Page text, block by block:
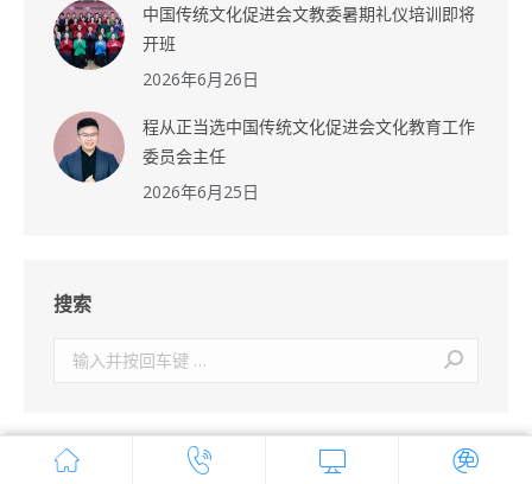
中国传统文化促进会文教委暑期礼仪培训即将
开班
2026年6月26日
程从正当选中国传统文化促进会文化教育工作
委员会主任
2026年6月25日
搜索